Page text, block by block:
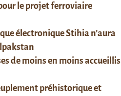
le projet ferroviaire
électronique Stihia n’aura
de moins en moins accueillis
préhistorique et